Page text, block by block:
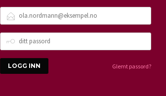
POSTADRESSE
PASSORD
Glemt passord?